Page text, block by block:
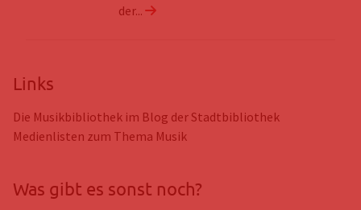
der...
Link zu den Details der
Links
Die Musikbibliothek im Blog der Stadtbibliothek
Medienlisten zum Thema Musik
Was gibt es sonst noch?